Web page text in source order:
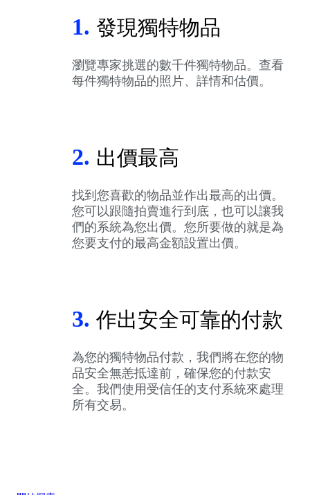
1. 發現獨特物品
瀏覽專家挑選的數千件獨特物品。查看
每件獨特物品的照片、詳情和估價。
2. 出價最高
找到您喜歡的物品並作出最高的出價。
您可以跟隨拍賣進行到底，也可以讓我
們的系統為您出價。您所要做的就是為
您要支付的最高金額設置出價。
3. 作出安全可靠的付款
為您的獨特物品付款，我們將在您的物
品安全無恙抵達前，確保您的付款安
全。我們使用受信任的支付系統來處理
所有交易。